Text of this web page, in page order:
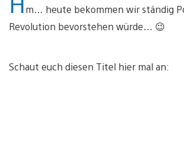
m… heute bekommen wir ständig
Revolution bevorstehen würde… 😉
Schaut euch diesen Titel hier mal an: